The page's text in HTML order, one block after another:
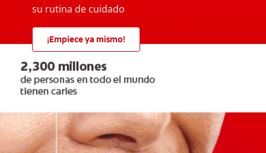
su rutina de cuidado
¡Empiece ya mismo!